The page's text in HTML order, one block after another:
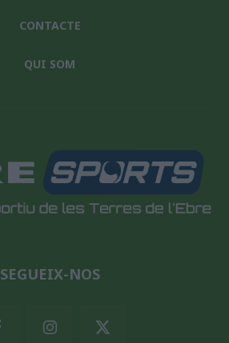
CONTACTE
QUI SOM
SEGUEIX-NOS